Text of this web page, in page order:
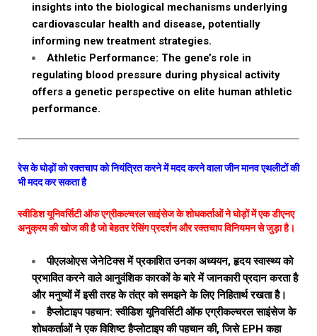
insights into the biological mechanisms underlying
cardiovascular health and disease, potentially
informing new treatment strategies.
Athletic Performance: The gene’s role in
regulating blood pressure during physical activity
offers a genetic perspective on elite human athletic
performance.
रेस के घोड़ों को रक्तचाप को नियंत्रित करने में मदद करने वाला जीन मानव एथलीटों की
भी मदद कर सकता है
स्वीडिश यूनिवर्सिटी ऑफ एग्रीकल्चरल साइंसेज के शोधकर्ताओं ने घोड़ों में एक डीएनए
अनुक्रम की खोज की है जो बेहतर रेसिंग प्रदर्शन और रक्तचाप विनियमन से जुड़ा है।
पीएलओएस जेनेटिक्स में प्रकाशित उनका अध्ययन, हृदय स्वास्थ्य को
प्रभावित करने वाले आनुवंशिक कारकों के बारे में जानकारी प्रदान करता है
और मनुष्यों में इसी तरह के तंत्र को समझने के लिए निहितार्थ रखता है।
हैप्लोटाइप पहचान: स्वीडिश यूनिवर्सिटी ऑफ एग्रीकल्चरल साइंसेज के
शोधकर्ताओं ने एक विशिष्ट हैप्लोटाइप की पहचान की, जिसे EPH कहा